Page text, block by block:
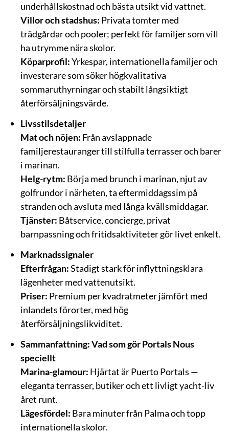
underhållskostnad och bästa utsikt vid vattnet.
Villor och stadshus: Privata tomter med
trädgårdar och pooler; perfekt för familjer som vill
ha utrymme nära skolor.
Köparprofil:Yrkespar, internationella familjer och
investerare som söker högkvalitativa
sommaruthyrningar och stabilt långsiktigt
återförsäljningsvärde.
Livsstilsdetaljer
Mat och nöjen: Från avslappnade
familjerestauranger till stilfulla terrasser och barer
i marinan.
Helg-rytm: Börja med brunch i marinan, njut av
golfrundor i närheten, ta eftermiddagssim på
stranden och avsluta med långa kvällsmiddagar.
Tjänster: Båtservice, concierge, privat
barnpassning och fritidsaktiviteter gör livet enkelt.
Marknadssignaler
Efterfrågan:Stadigt stark för inflyttningsklara
lägenheter med vattenutsikt.
Priser: Premium per kvadratmeter jämfört med
inlandets förorter, med hög
återförsäljningslikviditet.
Sammanfattning: Vad som gör Portals Nous
speciellt
Marina-glamour: Hjärtat är Puerto Portals —
eleganta terrasser, butiker och ett livligt yacht-liv
året runt.
Lägesfördel: Bara minuter från Palma och topp
internationella skolor.